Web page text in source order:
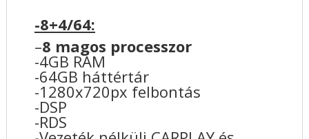
-8+4/64:
–8 magos processzor
-4GB RAM
-64GB háttértár
-1280x720px felbontás
-DSP
-RDS